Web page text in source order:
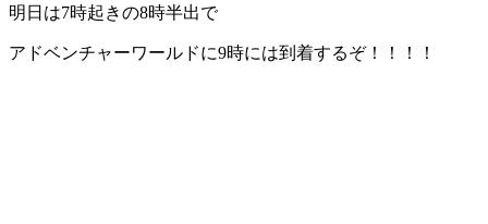
明日は7時起きの8時半出で
アドベンチャーワールドに9時には到着するぞ！！！！